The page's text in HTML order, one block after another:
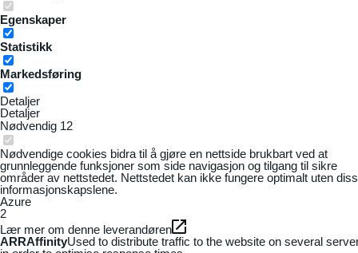
Egenskaper
Statistikk
Markedsføring
Detaljer
Detaljer
Nødvendig 12
Nødvendige cookies bidra til å gjøre en nettside brukbart ved at
grunnleggende funksjoner som side navigasjon og tilgang til sikre
områder av nettstedet. Nettstedet kan ikke fungere optimalt uten
informasjonskapslene.
Azure
2
Lær mer om denne leverandøren
ARRAffinityUsed to distribute traffic to the website on several